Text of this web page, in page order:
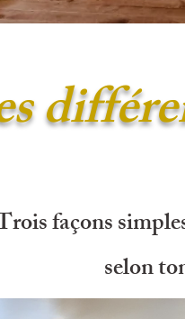
façons
selon